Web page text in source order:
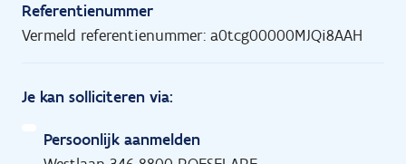
Referentienummer
Vermeld referentienummer: a0tcg00000MJQi8AAH
Je kan solliciteren via:
Persoonlijk aanmelden